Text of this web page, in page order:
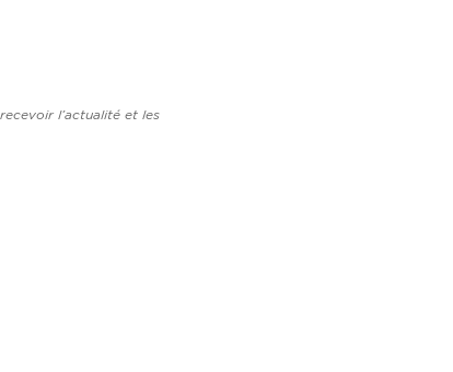
l’actualité et les